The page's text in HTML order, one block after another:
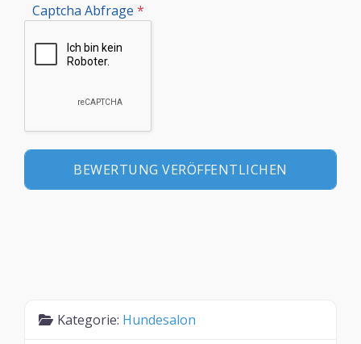
Captcha Abfrage *
Kategorie: Hundesalon